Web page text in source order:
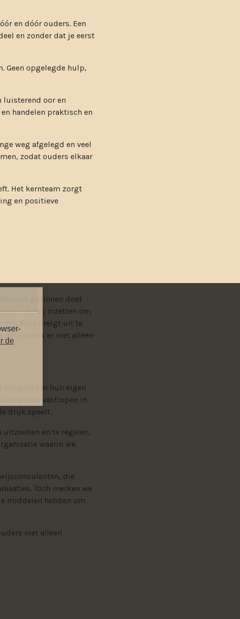
en dóór ouders. Een
en zonder dat je eerst
Geen opgelegde hulp,
luisterend oor en
handelen praktisch en
weg afgelegd en veel
zodat ouders elkaar
Het kernteam zorgt
en positieve
met gezinnen doet
wil ik mij inzetten om
een kind dreigt uit te
ouders er niet alleen
het gaat om hun eigen
vaak vastlopen in
druk speelt.
en te regelen,
waarin we
die
Toch merken we
middelen hebben om
niet alleen
de